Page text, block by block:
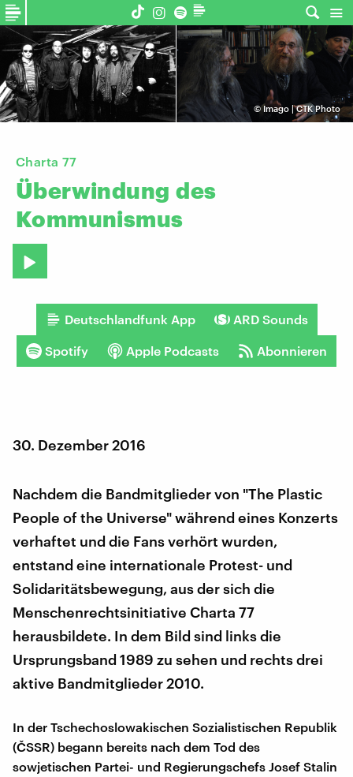
© Imago | CTK Photo
Charta 77
Überwindung des
Kommunismus
Deutschlandfunk App ARD Sounds
Spotify Apple Podcasts Abonnieren
30. Dezember 2016
Nachdem die Bandmitglieder von "The Plastic
People of the Universe" während eines Konzerts
verhaftet und die Fans verhört wurden,
entstand eine internationale Protest- und
Solidaritätsbewegung, aus der sich die
Menschenrechtsinitiative Charta 77
herausbildete. In dem Bild sind links die
Ursprungsband 1989 zu sehen und rechts drei
aktive Bandmitglieder 2010.
In der Tschechoslowakischen Sozialistischen Republik
(ČSSR) begann bereits nach dem Tod des
sowjetischen Partei- und Regierungschefs Josef Stalin